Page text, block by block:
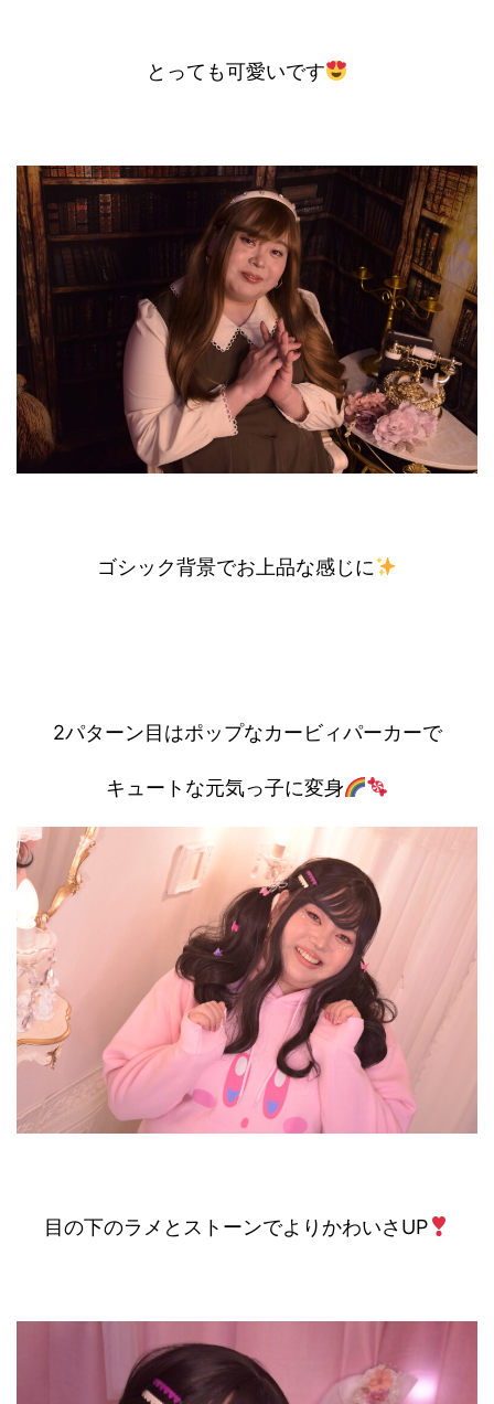
とっても可愛いです
ゴシック背景でお上品な感じに
2パターン目はポップなカービィパーカーで
キュートな元気っ子に変身
目の下のラメとストーンでよりかわいさUP